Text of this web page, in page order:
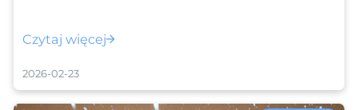
Czytaj więcej
2026-02-23